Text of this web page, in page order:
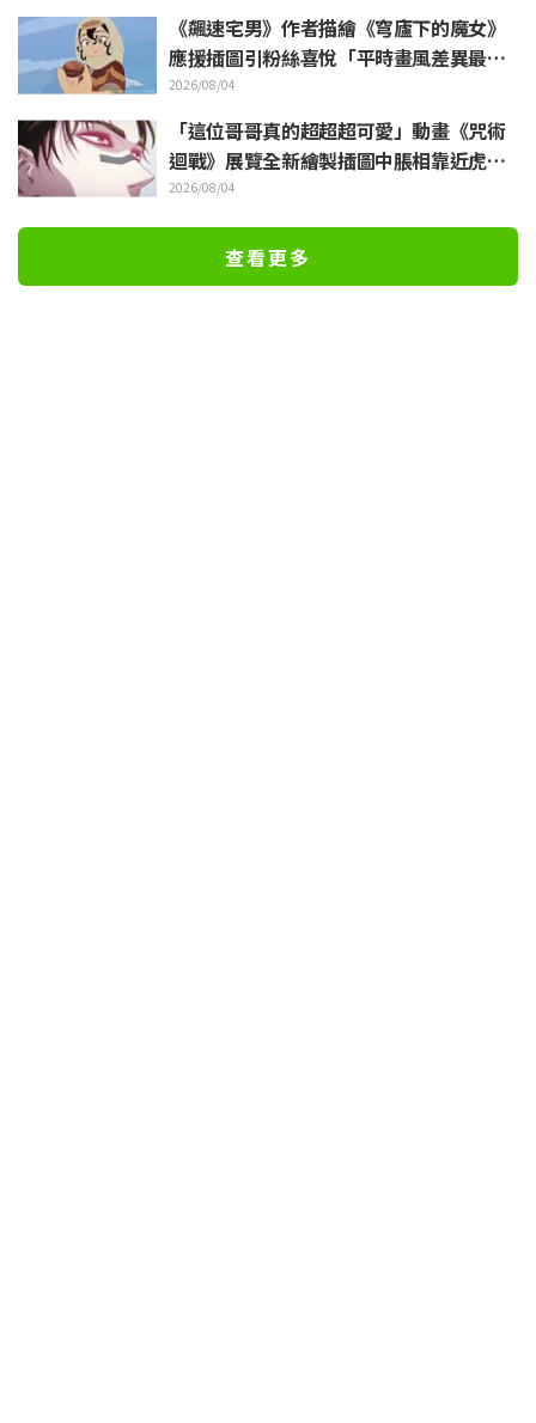
《飆速宅男》作者描繪《穹廬下的魔女》
應援插圖引粉絲喜悅「平時畫風差異最大
的人畫出來就是這樣」
2026/08/04
「這位哥哥真的超超超可愛」動畫《咒術
迴戰》展覽全新繪製插圖中脹相靠近虎杖
悠仁 粉絲無比喜悅
2026/08/04
查看更多